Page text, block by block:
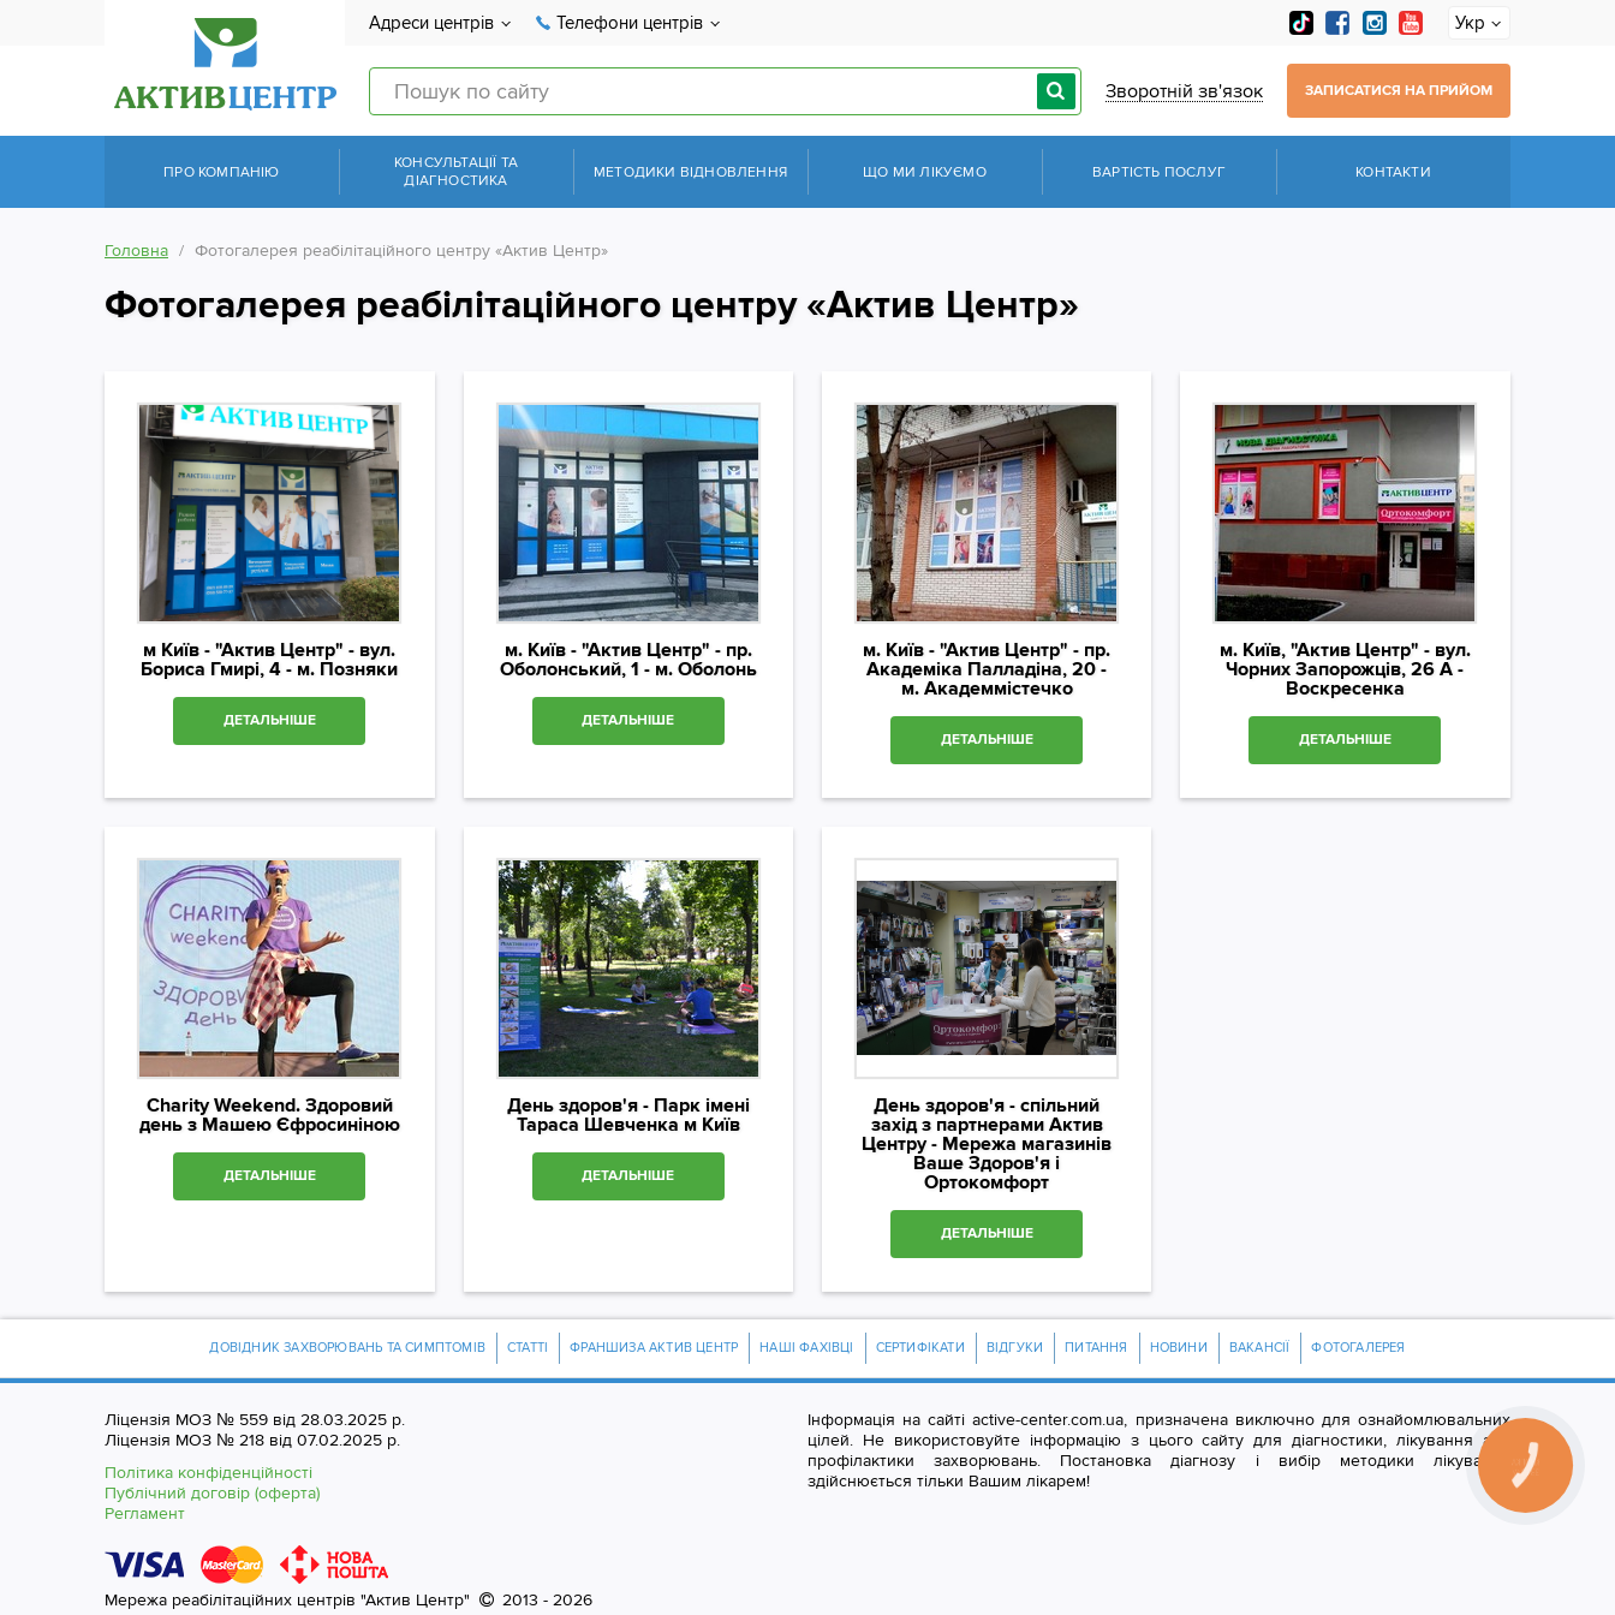
Адреси центрів Телефони центрів Укр
Зворотній зв'язок ЗАПИСАТИСЯ НА ПРИЙОМ
ПРО КОМПАНІЮ
КОНСУЛЬТАЦІЇ ТА
ДІАГНОСТИКА
МЕТОДИКИ ВІДНОВЛЕННЯ ЩО МИ ЛІКУЄМО ВАРТІСТЬ ПОСЛУГ КОНТАКТИ
Головна Фотогалерея реабілітаційного центру «Актив Центр»
Фотогалерея реабілітаційного центру «Актив Центр»
м Київ - "Актив Центр" - вул.
Бориса Гмирі, 4 - м. Позняки
ДЕТАЛЬНІШЕ
м. Київ - "Актив Центр" - пр.
Оболонський, 1 - м. Оболонь
ДЕТАЛЬНІШЕ
м. Київ - "Актив Центр" - пр.
Академіка Палладіна, 20 -
м. Академмістечко
ДЕТАЛЬНІШЕ
м. Київ, "Актив Центр" - вул.
Чорних Запорожців, 26 А -
Воскресенка
ДЕТАЛЬНІШЕ
Charity Weekend. Здоровий
день з Машею Єфросиніною
ДЕТАЛЬНІШЕ
День здоров'я - Парк імені
Тараса Шевченка м Київ
ДЕТАЛЬНІШЕ
День здоров'я - спільний
захід з партнерами Актив
Центру - Мережа магазинів
Ваше Здоров'я і
Ортокомфорт
ДЕТАЛЬНІШЕ
ДОВІДНИК ЗАХВОРЮВАНЬ ТА СИМПТОМІВ СТАТТІ ФРАНШИЗА АКТИВ ЦЕНТР НАШІ ФАХІВЦІ СЕРТИФІКАТИ ВІДГУКИ ПИТАННЯ НОВИНИ ВАКАНСІЇ ФОТОГАЛЕРЕЯ
Ліцензія МОЗ № 559 від 28.03.2025 р.
Ліцензія МОЗ № 218 від 07.02.2025 р.
Політика конфіденційності
Публічний договір (оферта)
Регламент
Мережа реабілітаційних центрів "Актив Центр" 2013 - 2026
Інформація на сайті active-center.com.ua, призначена виключно для ознайомлювальних
цілей. Не використовуйте інформацію з цього сайту для діагностики, лікування або
профілактики захворювань. Постановка діагнозу і вибір методики лікування
здійснюється тільки Вашим лікарем!